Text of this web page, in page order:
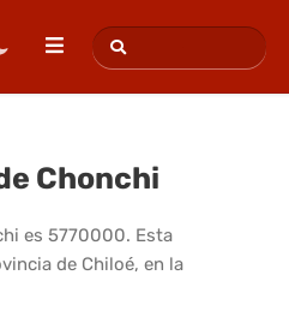
Chonchi
es 5770000. Esta
de Chiloé, en la